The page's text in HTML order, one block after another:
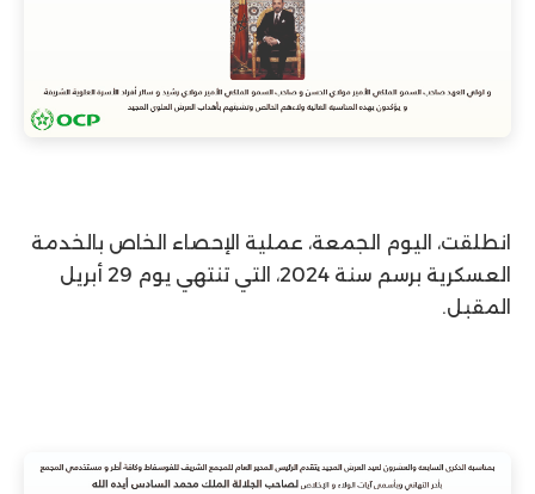
انطلقت، اليوم الجمعة، عملية الإحصاء الخاص بالخدمة
العسكرية برسم سنة 2024، التي تنتهي يوم 29 أبريل
المقبل.